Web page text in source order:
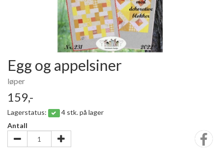
Egg og appelsiner
løper
159,-
Lagerstatus:
4 stk. på lager
Antall